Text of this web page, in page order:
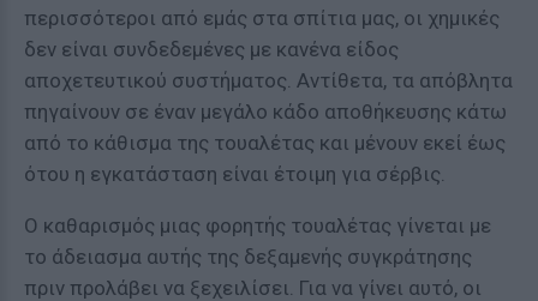
περισσότεροι από εμάς στα σπίτια μας, οι χημικές
δεν είναι συνδεδεμένες με κανένα είδος
αποχετευτικού συστήματος. Αντίθετα, τα απόβλητα
πηγαίνουν σε έναν μεγάλο κάδο αποθήκευσης κάτω
από το κάθισμα της τουαλέτας και μένουν εκεί έως
ότου η εγκατάσταση είναι έτοιμη για σέρβις.
Ο καθαρισμός μιας φορητής τουαλέτας γίνεται με
το άδειασμα αυτής της δεξαμενής συγκράτησης
πριν προλάβει να ξεχειλίσει. Για να γίνει αυτό, οι